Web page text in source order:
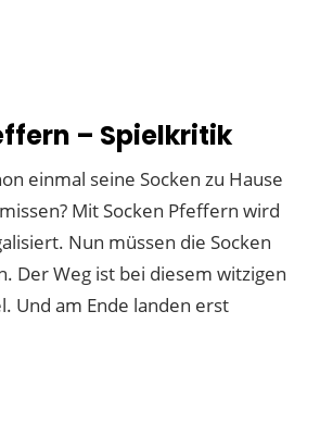
– Spielkritik
einmal seine Socken zu Hause
Mit Socken Pfeffern wird
Nun müssen die Socken
Der Weg ist bei diesem witzigen
Und am Ende landen erst